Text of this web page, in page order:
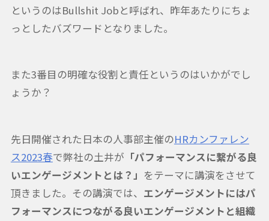
というのはBullshit Jobと呼ばれ、昨年あたりにちょ
っとしたバズワードとなりました。
また3番目の明確な役割と責任というのはいかがでし
ょうか？
先日開催された日本の人事部主催のHRカンファレン
ス2023春で弊社の土井が 「パフォーマンスに繋がる良
いエンゲージメントとは？」 をテーマに講演をさせて
頂きました。その講演では、 エンゲージメントにはパ
フォーマンスにつながる良いエンゲージメントと組織